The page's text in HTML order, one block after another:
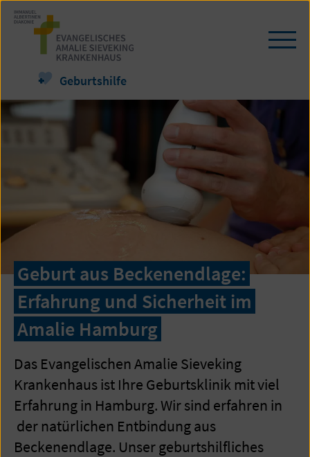
Zum
Seiteninhalt
springen
Geburtshilfe
Geburt aus Beckenendlage:
Erfahrung und Sicherheit im
Amalie Hamburg
Das Evangelischen Amalie Sieveking
Krankenhaus ist Ihre Geburtsklinik mit viel
Erfahrung in Hamburg. Wir sind erfahren in
der natürlichen Entbindung aus
Beckenendlage. Unser geburtshilfliches